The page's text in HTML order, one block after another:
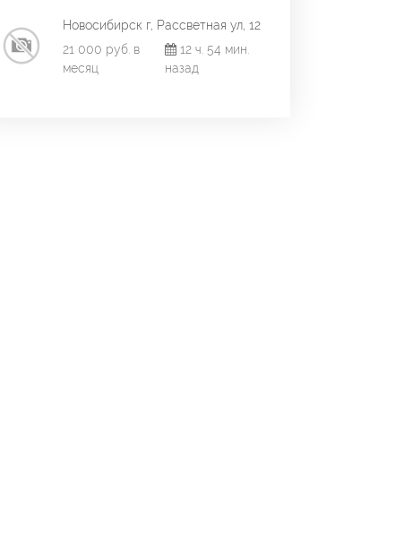
Новосибирск г, Рассветная ул, 12
21 000 руб. в
месяц
12 ч. 54 мин.
назад